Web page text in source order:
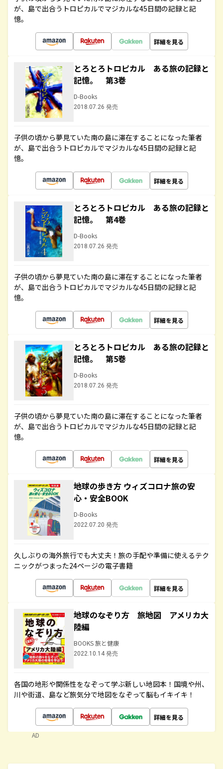
が、島で出合うトロピカルでマジカルな45日間の記録と記
憶。
詳細を見る
とろとろトロピカル ある旅の記録と
記憶。 第3巻
D-Books
2018.07.26 発売
子供の頃から夢見ていた南の島に滞在することになった筆者
が、島で出合うトロピカルでマジカルな45日間の記録と記
憶。
詳細を見る
とろとろトロピカル ある旅の記録と
記憶。 第4巻
D-Books
2018.07.26 発売
子供の頃から夢見ていた南の島に滞在することになった筆者
が、島で出合うトロピカルでマジカルな45日間の記録と記
憶。
詳細を見る
とろとろトロピカル ある旅の記録と
記憶。 第5巻
D-Books
2018.07.26 発売
子供の頃から夢見ていた南の島に滞在することになった筆者
が、島で出合うトロピカルでマジカルな45日間の記録と記
憶。
詳細を見る
地球の歩き方 ウィズコロナ旅の安
心・安全BOOK
D-Books
2022.07.20 発売
久しぶりの海外旅行でも大丈夫！旅の手配や準備に使えるテク
ニックがつまった24ページの電子書籍
詳細を見る
地球のなぞり方 旅地図 アメリカ大
陸編
BOOKS 旅と健康
2022.10.14 発売
各国の地形や関係性をなぞって学ぶ新しい地図本！国境や州、
川や街道、島など旅気分で地図をなぞって脳もイキイキ！
詳細を見る
AD